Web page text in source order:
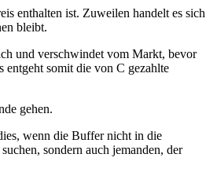
enthalten ist. Zuweilen handelt es sich
bleibt.
und verschwindet vom Markt, bevor
entgeht somit die von C gezahlte
gehen.
wenn die Buffer nicht in die
sondern auch jemanden, der